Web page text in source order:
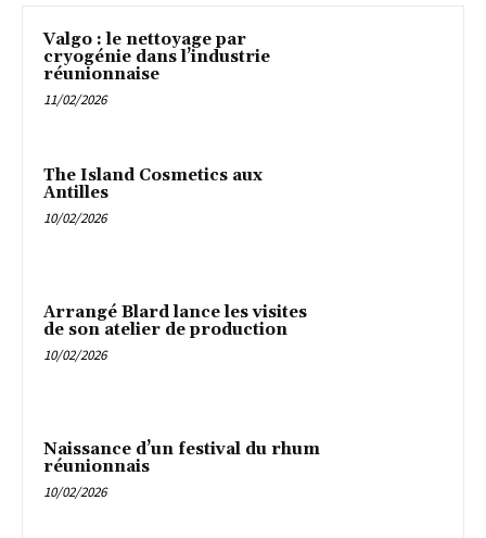
Valgo : le nettoyage par
cryogénie dans l’industrie
réunionnaise
11/02/2026
The Island Cosmetics aux
Antilles
10/02/2026
Arrangé Blard lance les visites
de son atelier de production
10/02/2026
Naissance d’un festival du rhum
réunionnais
10/02/2026